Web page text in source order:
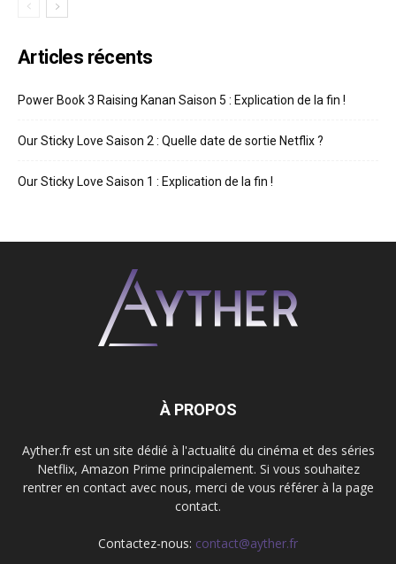
Articles récents
Power Book 3 Raising Kanan Saison 5 : Explication de la fin !
Our Sticky Love Saison 2 : Quelle date de sortie Netflix ?
Our Sticky Love Saison 1 : Explication de la fin !
À PROPOS
Ayther.fr est un site dédié à l'actualité du cinéma et des séries
Netflix, Amazon Prime principalement. Si vous souhaitez
rentrer en contact avec nous, merci de vous référer à la page
contact.
Contactez-nous: contact@ayther.fr